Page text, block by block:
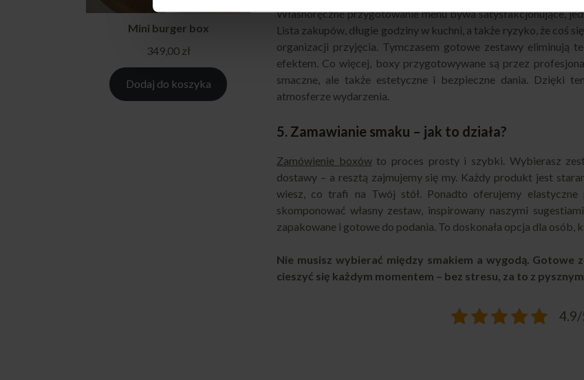
Mini burger box
349,00 zł
Dodaj do koszyka
Własnoręczne przygotowanie menu bywa satysfakcjonujące,
Lista zakupów, długie godziny w kuchni, a także ryzyko, że coś
organizacji przyjęcia. Tymczasem gotowe zestawy eliminują
efektem. Co więcej, boxy przygotowywane są przez
smaczne, ale także estetyczne i bezpieczne dania. Dzięki
atmosferze wydarzenia.
5. Zamawianie smaku – jak to działa?
Zamówienie boxówto proces prosty i szybki. Wybierasz
dostawy – a resztą zajmujemy się my. Każdy produkt jest
wiesz, co trafi na Twój stół. Ponadto oferujemy
skomponować własny zestaw, inspirowany naszymi
zapakowane i gotowe do podania. To doskonała opcja dla osób,
Nie musisz wybierać między smakiem a wygodą.
cieszyć się każdym momentem – bez stresu, za to z
4.9/